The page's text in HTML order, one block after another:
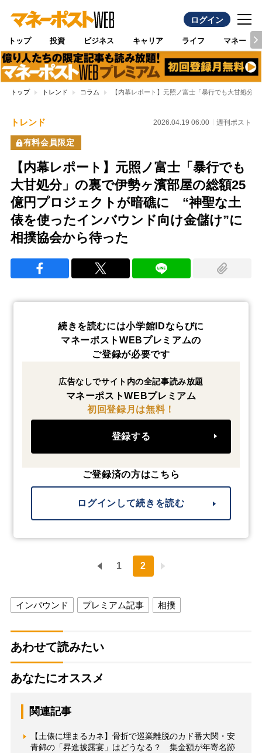
ログイン
トップ 投資 ビジネス キャリア ライフ マネー
トップ トレンド コラム 【内幕レポート】元照ノ富士「暴行でも大甘処分
トレンド 2026.04.19 06:00 週刊ポスト
有料会員限定
【内幕レポート】元照ノ富士「暴行でも
大甘処分」の裏で伊勢ヶ濱部屋の総額25
億円プロジェクトが暗礁に “神聖な土
俵を使ったインバウンド向け金儲け”に
相撲協会から待った
続きを読むには小学館IDならびに
マネーポストWEBプレミアムの
ご登録が必要です
広告なしでサイト内の全記事読み放題
マネーポストWEBプレミアム
初回登録月は無料！
登録する
ご登録済の方はこちら
ログインして続きを読む
1 2
インバウンド プレミアム記事 相撲
あわせて読みたい
あなたにオススメ
関連記事
【土俵に埋まるカネ】骨折で巡業離脱のカド番大関・安
青錦の「昇進披露宴」はどうなる？ 集金額が年寄名跡